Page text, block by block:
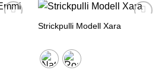
Strickpulli Modell Xara